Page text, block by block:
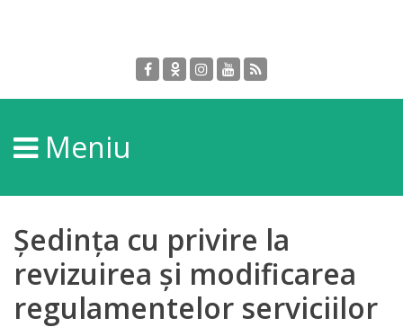
DGPDC
Informații
despre
DGPDC
Subdiviziuni/Servicii
Structura
Meniu
Ședința cu privire la
revizuirea și modificarea
regulamentelor serviciilor